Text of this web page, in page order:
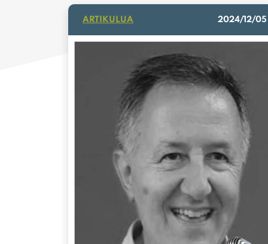
ARTIKULUA 2024/12/05